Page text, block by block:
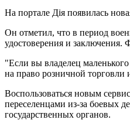
На портале Дія появилась
Он отметил, что в период
удостоверения и
"Если вы владелец
на право розничной торговли
Воспользоваться новым
переселенцами из-за боевых
государственных органов.